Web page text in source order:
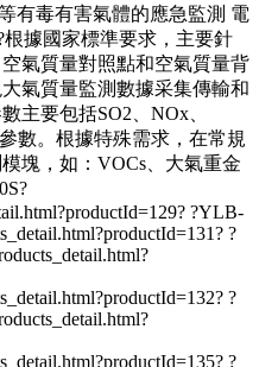
有毒有害氣體的應急監測 電
據國家標準要求，主要針
氣質量對照點和空氣質量背
氣質量監測數據采集傳輸和
主要包括SO2、NOx、
數。根據特殊需求，在常規
塊，如：VOCs、大氣重金
?YLB-
?
?
?